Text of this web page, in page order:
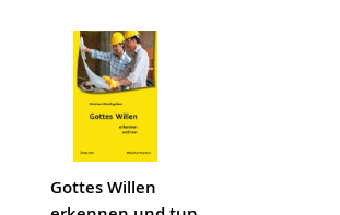
Gottes Willen